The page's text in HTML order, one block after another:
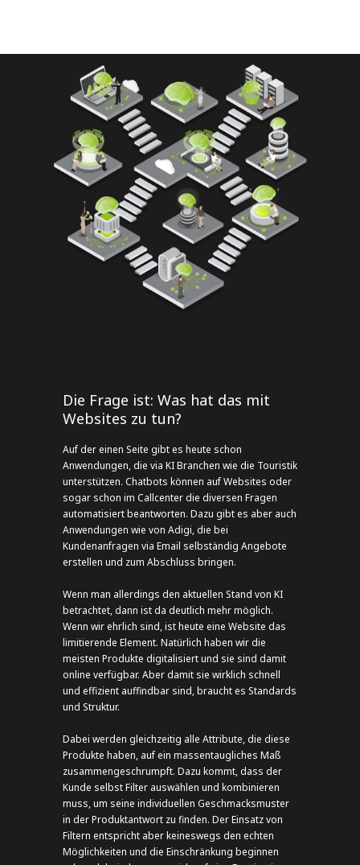
Die Frage ist: Was hat das mit
Websites zu tun?
Auf der einen Seite gibt es heute schon
Anwendungen, die via KI Branchen wie die Touristik
unterstützen. Chatbots können auf Websites oder
sogar schon im Callcenter die diversen Fragen
automatisiert beantworten. Dazu gibt es aber auch
Anwendungen wie von Adigi, die bei
Kundenanfragen via Email selbständig Angebote
erstellen und zum Abschluss bringen.
Wenn man allerdings den aktuellen Stand von KI
betrachtet, dann ist da deutlich mehr möglich.
Wenn wir ehrlich sind, ist heute eine Website das
limitierende Element. Natürlich haben wir die
meisten Produkte digitalisiert und sie sind damit
online verfügbar. Aber damit sie wirklich schnell
und effizient auffindbar sind, braucht es Standards
und Struktur.
Dabei werden gleichzeitig alle Attribute, die diese
Produkte haben, auf ein massentaugliches Maß
zusammengeschrumpft. Dazu kommt, dass der
Kunde selbst Filter auswählen und kombinieren
muss, um seine individuellen Geschmacksmuster
in der Produktantwort zu finden. Der Einsatz von
Filtern entspricht aber keineswegs den echten
Möglichkeiten und die Einschränkung beginnen